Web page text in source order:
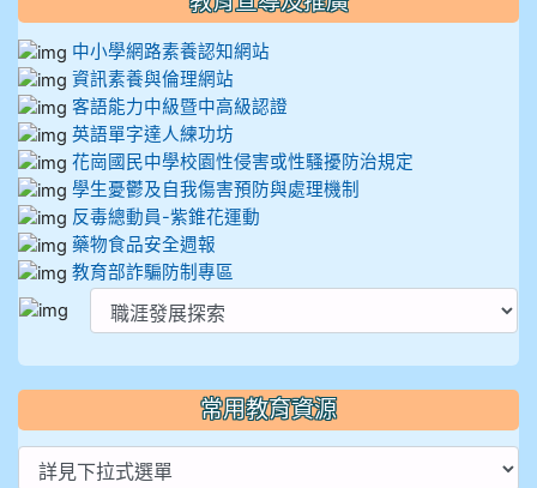
中小學網路素養認知網站
資訊素養與倫理網站
客語能力中級暨中高級認證
英語單字達人練功坊
花崗國民中學校園性侵害或性騷擾防治規定
學生憂鬱及自我傷害預防與處理機制
反毒總動員-紫錐花運動
藥物食品安全週報
教育部詐騙防制專區
常用教育資源